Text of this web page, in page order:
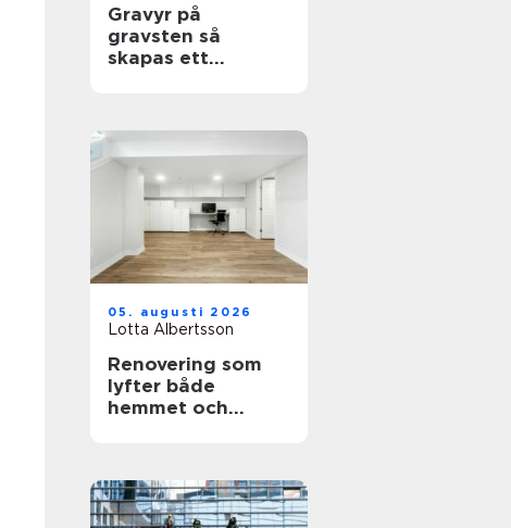
Gravyr på
gravsten så
skapas ett
05. augusti 2026
Lotta Albertsson
Renovering som
lyfter både
hemmet och